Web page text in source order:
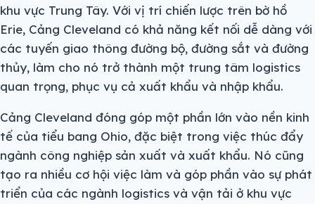
khu vực Trung Tây. Với vị trí chiến lược trên bờ hồ
Erie, Cảng Cleveland có khả năng kết nối dễ dàng với
các tuyến giao thông đường bộ, đường sắt và đường
thủy, làm cho nó trở thành một trung tâm logistics
quan trọng, phục vụ cả xuất khẩu và nhập khẩu.
Cảng Cleveland đóng góp một phần lớn vào nền kinh
tế của tiểu bang Ohio, đặc biệt trong việc thúc đẩy
ngành công nghiệp sản xuất và xuất khẩu. Nó cũng
tạo ra nhiều cơ hội việc làm và góp phần vào sự phát
triển của các ngành logistics và vận tải ở khu vực